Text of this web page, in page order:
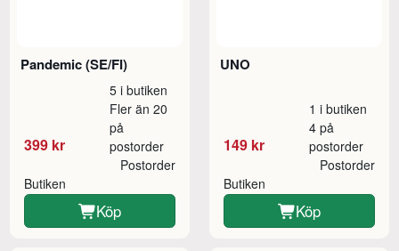
Pandemic (SE/FI)
399 kr
5 i butiken
Fler än 20
på
postorder
Butiken
Postorder
Köp
UNO
149 kr
1 i butiken
4 på
postorder
Butiken
Postorder
Köp